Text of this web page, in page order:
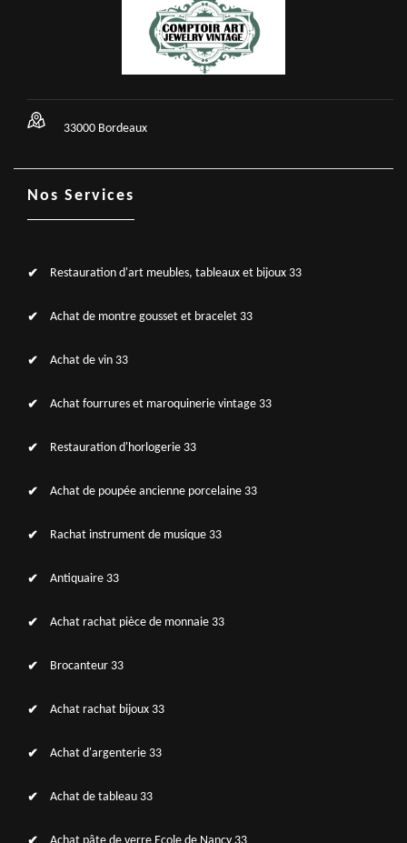
33000 Bordeaux
Nos Services
Restauration d'art meubles, tableaux et bijoux 33
Achat de montre gousset et bracelet 33
Achat de vin 33
Achat fourrures et maroquinerie vintage 33
Restauration d'horlogerie 33
Achat de poupée ancienne porcelaine 33
Rachat instrument de musique 33
Antiquaire 33
Achat rachat pièce de monnaie 33
Brocanteur 33
Achat rachat bijoux 33
Achat d'argenterie 33
Achat de tableau 33